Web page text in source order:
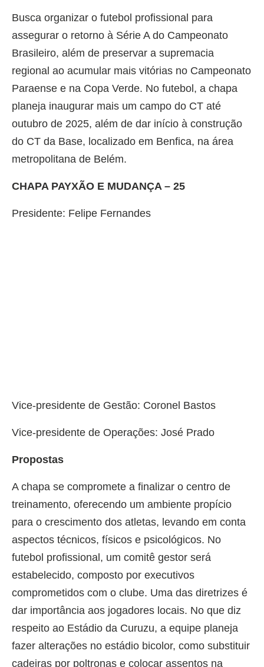
Busca organizar o futebol profissional para
assegurar o retorno à Série A do Campeonato
Brasileiro, além de preservar a supremacia
regional ao acumular mais vitórias no Campeonato
Paraense e na Copa Verde. No futebol, a chapa
planeja inaugurar mais um campo do CT até
outubro de 2025, além de dar início à construção
do CT da Base, localizado em Benfica, na área
metropolitana de Belém.
CHAPA PAYXÃO E MUDANÇA – 25
Presidente: Felipe Fernandes
Vice-presidente de Gestão: Coronel Bastos
Vice-presidente de Operações: José Prado
Propostas
A chapa se compromete a finalizar o centro de
treinamento, oferecendo um ambiente propício
para o crescimento dos atletas, levando em conta
aspectos técnicos, físicos e psicológicos. No
futebol profissional, um comitê gestor será
estabelecido, composto por executivos
comprometidos com o clube. Uma das diretrizes é
dar importância aos jogadores locais. No que diz
respeito ao Estádio da Curuzu, a equipe planeja
fazer alterações no estádio bicolor, como substituir
cadeiras por poltronas e colocar assentos na